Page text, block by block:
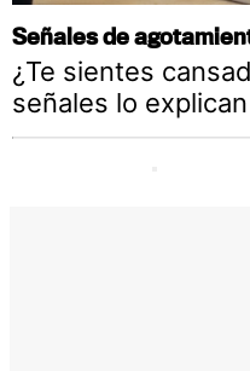
Señales de
¿Te sientes
señales lo explican